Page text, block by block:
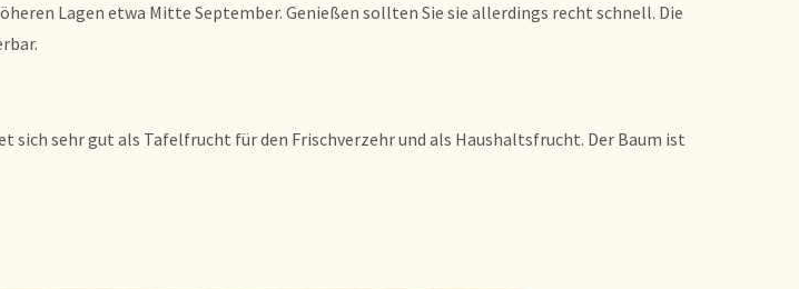
Lagen etwa Mitte September. Genießen sollten Sie sie allerdings recht schnell. Die
sehr gut als Tafelfrucht für den Frischverzehr und als Haushaltsfrucht. Der Baum ist